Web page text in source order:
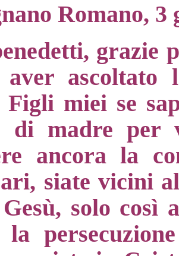
Romano, 3
grazie
ascoltato
Figli miei se
di madre
ancora la
siate vicini
solo così
la